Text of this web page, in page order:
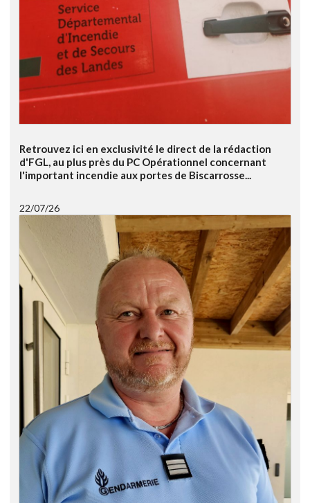
Retrouvez ici en exclusivité le direct de la rédaction
d'FGL, au plus près du PC Opérationnel concernant
l'important incendie aux portes de Biscarrosse...
22/07/26